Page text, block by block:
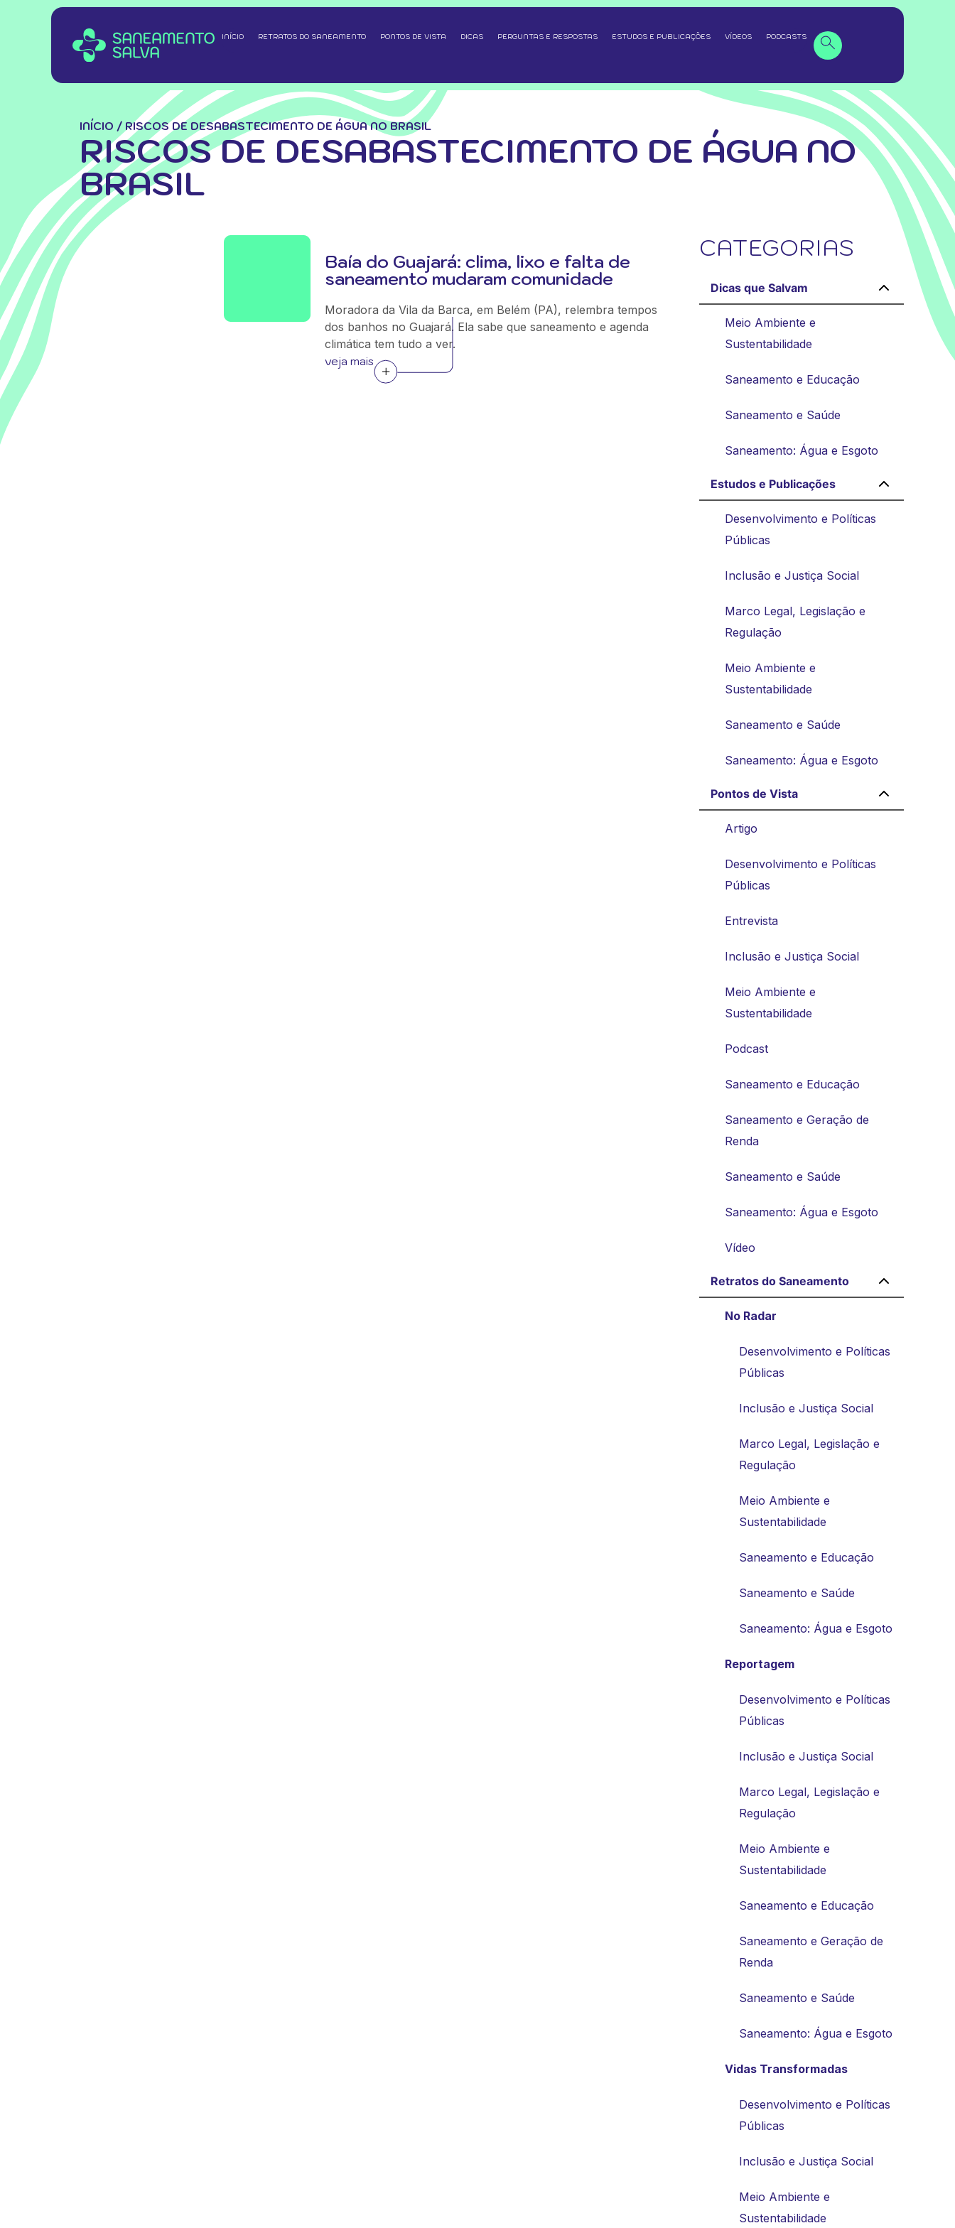
INÍCIO RETRATOS DO SANEAMENTO PONTOS DE VISTA DICAS PERGUNTAS E RESPOSTAS ESTUDOS E PUBLICAÇÕES VÍDEOS PODCASTS
INÍCIO / RISCOS DE DESABASTECIMENTO DE ÁGUA NO BRASIL
RISCOS DE DESABASTECIMENTO DE ÁGUA NO
BRASIL
Baía do Guajará: clima, lixo e falta de
saneamento mudaram comunidade
Moradora da Vila da Barca, em Belém (PA), relembra tempos
dos banhos no Guajará. Ela sabe que saneamento e agenda
climática tem tudo a ver.
veja mais
CATEGORIAS
Dicas que Salvam
Meio Ambiente e
Sustentabilidade
Saneamento e Educação
Saneamento e Saúde
Saneamento: Água e Esgoto
Estudos e Publicações
Desenvolvimento e Políticas
Públicas
Inclusão e Justiça Social
Marco Legal, Legislação e
Regulação
Meio Ambiente e
Sustentabilidade
Saneamento e Saúde
Saneamento: Água e Esgoto
Pontos de Vista
Artigo
Desenvolvimento e Políticas
Públicas
Entrevista
Inclusão e Justiça Social
Meio Ambiente e
Sustentabilidade
Podcast
Saneamento e Educação
Saneamento e Geração de
Renda
Saneamento e Saúde
Saneamento: Água e Esgoto
Vídeo
Retratos do Saneamento
No Radar
Desenvolvimento e Políticas
Públicas
Inclusão e Justiça Social
Marco Legal, Legislação e
Regulação
Meio Ambiente e
Sustentabilidade
Saneamento e Educação
Saneamento e Saúde
Saneamento: Água e Esgoto
Reportagem
Desenvolvimento e Políticas
Públicas
Inclusão e Justiça Social
Marco Legal, Legislação e
Regulação
Meio Ambiente e
Sustentabilidade
Saneamento e Educação
Saneamento e Geração de
Renda
Saneamento e Saúde
Saneamento: Água e Esgoto
Vidas Transformadas
Desenvolvimento e Políticas
Públicas
Inclusão e Justiça Social
Meio Ambiente e
Sustentabilidade